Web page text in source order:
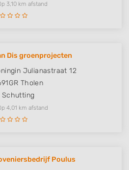
3,10 km afstand
Dis groenprojecten
Julianastraat 12
Tholen
Schutting
4,01 km afstand
Poulus